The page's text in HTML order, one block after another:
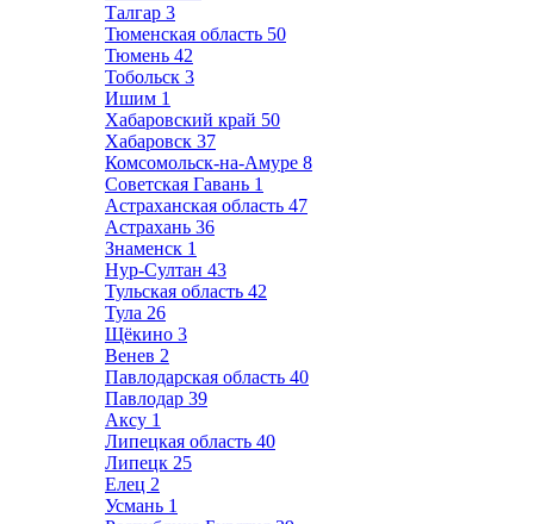
Талгар 3
Тюменская область 50
Тюмень 42
Тобольск 3
Ишим 1
Хабаровский край 50
Хабаровск 37
Комсомольск-на-Амуре 8
Советская Гавань 1
Астраханская область 47
Астрахань 36
Знаменск 1
Нур-Султан 43
Тульская область 42
Тула 26
Щёкино 3
Венев 2
Павлодарская область 40
Павлодар 39
Аксу 1
Липецкая область 40
Липецк 25
Елец 2
Усмань 1